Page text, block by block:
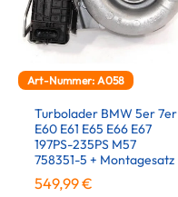
Art-Nummer: A058
Turbolader BMW 5er 7er
E60 E61 E65 E66 E67
197PS-235PS M57
758351-5 + Montagesatz
549,99€